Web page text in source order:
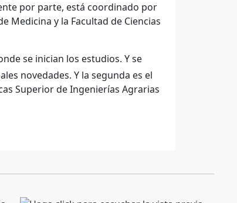
por parte, está coordinado por
Medicina y la Facultad de Ciencias
se inician los estudios. Y se
novedades. Y la segunda es el
Superior de Ingenierías Agrarias